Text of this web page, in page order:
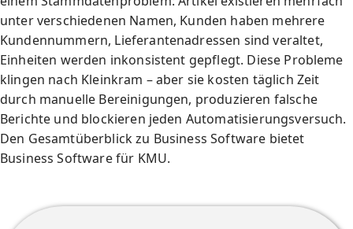
unter verschiedenen Namen, Kunden haben mehrere
Kundennummern, Lieferantenadressen sind veraltet,
Einheiten werden inkonsistent gepflegt. Diese Probleme
klingen nach Kleinkram – aber sie kosten täglich Zeit
durch manuelle Bereinigungen, produzieren falsche
Berichte und blockieren jeden Automatisierungsversuch.
Den Gesamtüberblick zu Business Software bietet
Business Software für KMU.